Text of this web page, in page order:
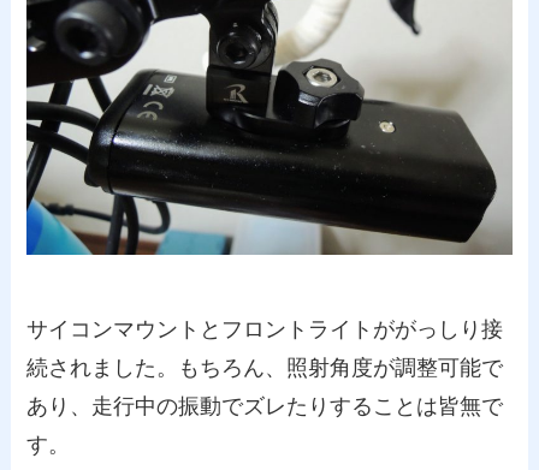
サイコンマウントとフロントライトががっしり接
続されました。もちろん、照射角度が調整可能で
あり、走行中の振動でズレたりすることは皆無で
す。